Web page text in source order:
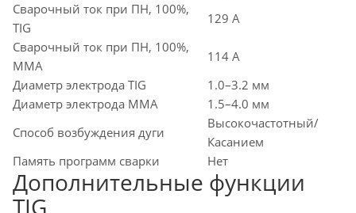
Сварочный ток при ПН, 100%,
TIG
129 А
Сварочный ток при ПН, 100%,
MMA
114 А
Диаметр электрода TIG
1.0–3.2 мм
Диаметр электрода MMA
1.5–4.0 мм
Способ возбуждения дуги
Высокочастотный/
Касанием
Память программ сварки
Нет
Дополнительные функции
TIG